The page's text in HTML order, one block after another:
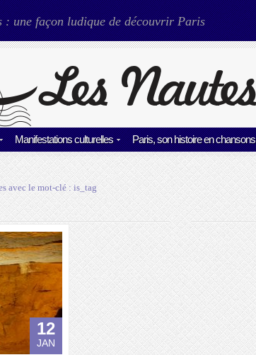
: une façon ludique de découvrir Paris
Manifestations culturelles Paris, son histoire en chansons
avec le mot-clé :is_tag
12
JAN